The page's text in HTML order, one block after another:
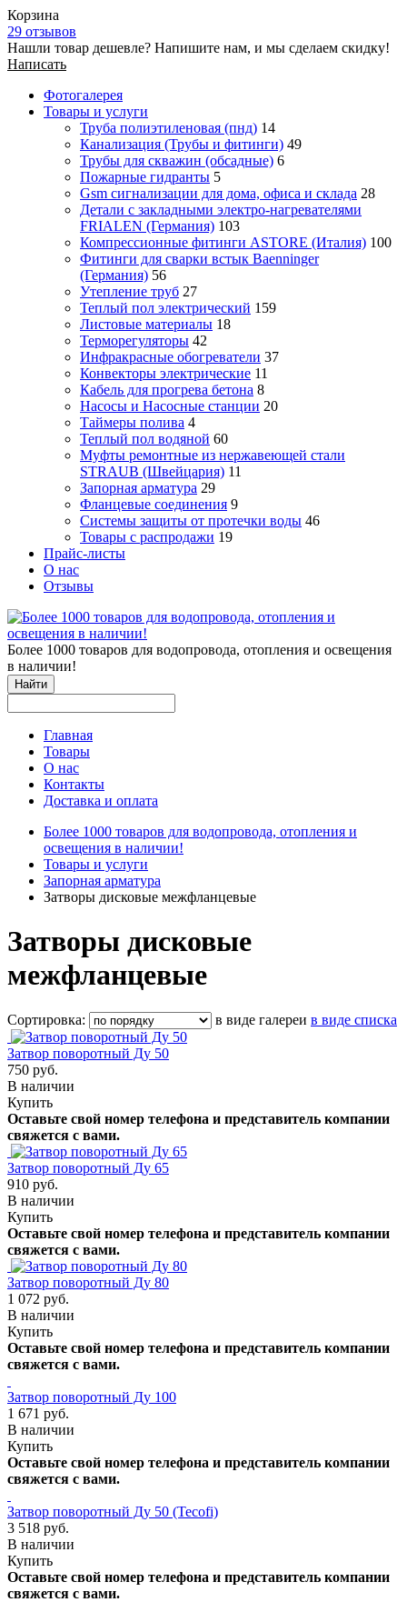
Корзина
29 отзывов
Нашли товар дешевле? Напишите нам, и мы сделаем скидку!
Написать
Фотогалерея
Товары и услуги
Труба полиэтиленовая (пнд) 14
Канализация (Трубы и фитинги) 49
Трубы для скважин (обсадные) 6
Пожарные гидранты 5
Gsm сигнализации для дома, офиса и склада 28
Детали с закладными электро-нагревателями
FRIALEN (Германия) 103
Компрессионные фитинги ASTORE (Италия) 100
Фитинги для сварки встык Baenninger
(Германия) 56
Утепление труб 27
Теплый пол электрический 159
Листовые материалы 18
Терморегуляторы 42
Инфракрасные обогреватели 37
Конвекторы электрические 11
Кабель для прогрева бетона 8
Насосы и Насосные станции 20
Таймеры полива 4
Теплый пол водяной 60
Муфты ремонтные из нержавеющей стали
STRAUB (Швейцария) 11
Запорная арматура 29
Фланцевые соединения 9
Системы защиты от протечки воды 46
Товары с распродажи 19
Прайс-листы
О нас
Отзывы
Более 1000 товаров для водопровода, отопления и освещения
в наличии!
Найти
Главная
Товары
О нас
Контакты
Доставка и оплата
Более 1000 товаров для водопровода, отопления и
освещения в наличии!
Товары и услуги
Запорная арматура
Затворы дисковые межфланцевые
Затворы дисковые
межфланцевые
Сортировка: в виде галереи в виде списка
Затвор поворотный Ду 50
750 руб.
В наличии
Купить
Оставьте свой номер телефона и представитель компании
свяжется с вами.
Затвор поворотный Ду 65
910 руб.
В наличии
Купить
Оставьте свой номер телефона и представитель компании
свяжется с вами.
Затвор поворотный Ду 80
1 072 руб.
В наличии
Купить
Оставьте свой номер телефона и представитель компании
свяжется с вами.
Затвор поворотный Ду 100
1 671 руб.
В наличии
Купить
Оставьте свой номер телефона и представитель компании
свяжется с вами.
Затвор поворотный Ду 50 (Tecofi)
3 518 руб.
В наличии
Купить
Оставьте свой номер телефона и представитель компании
свяжется с вами.